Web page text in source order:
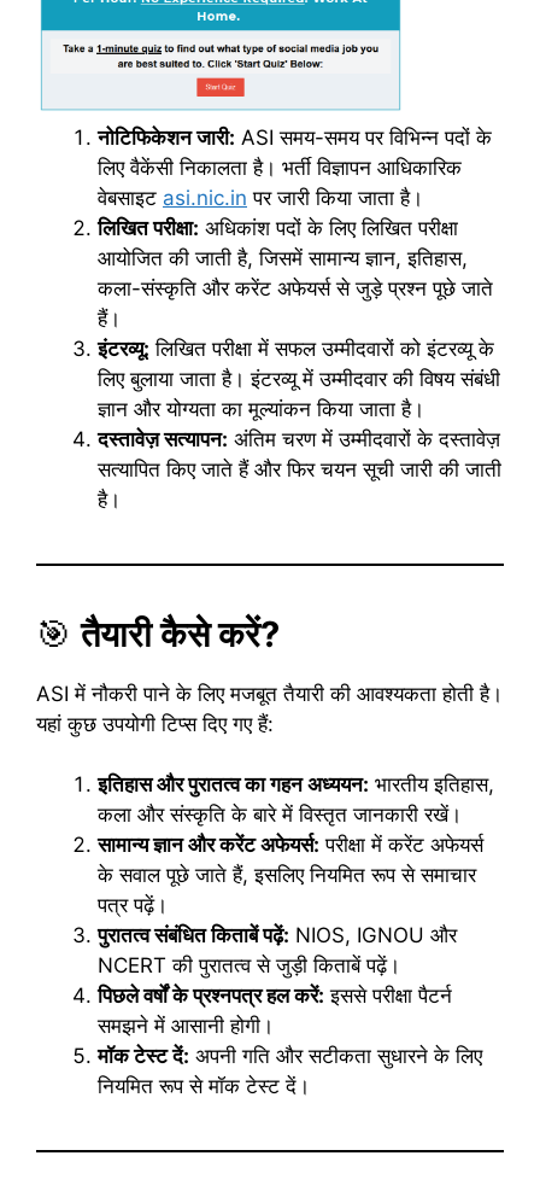
नोटिफिकेशन जारी: ASI समय-समय पर विभिन्न पदों के
लिए वैकेंसी निकालता है। भर्ती विज्ञापन आधिकारिक
वेबसाइट asi.nic.in पर जारी किया जाता है।
लिखित परीक्षा: अधिकांश पदों के लिए लिखित परीक्षा
आयोजित की जाती है, जिसमें सामान्य ज्ञान, इतिहास,
कला-संस्कृति और करेंट अफेयर्स से जुड़े प्रश्न पूछे जाते
हैं।
इंटरव्यू: लिखित परीक्षा में सफल उम्मीदवारों को इंटरव्यू के
लिए बुलाया जाता है। इंटरव्यू में उम्मीदवार की विषय संबंधी
ज्ञान और योग्यता का मूल्यांकन किया जाता है।
दस्तावेज़ सत्यापन: अंतिम चरण में उम्मीदवारों के दस्तावेज़
सत्यापित किए जाते हैं और फिर चयन सूची जारी की जाती
है।
🎯तैयारी कैसे करें?
ASI में नौकरी पाने के लिए मजबूत तैयारी की आवश्यकता होती है।
यहां कुछ उपयोगी टिप्स दिए गए हैं:
इतिहास और पुरातत्व का गहन अध्ययन: भारतीय इतिहास,
कला और संस्कृति के बारे में विस्तृत जानकारी रखें।
सामान्य ज्ञान और करेंट अफेयर्स: परीक्षा में करेंट अफेयर्स
के सवाल पूछे जाते हैं, इसलिए नियमित रूप से समाचार
पत्र पढ़ें।
पुरातत्व संबंधित किताबें पढ़ें: NIOS, IGNOU और
NCERT की पुरातत्व से जुड़ी किताबें पढ़ें।
पिछले वर्षों के प्रश्नपत्र हल करें: इससे परीक्षा पैटर्न
समझने में आसानी होगी।
मॉक टेस्ट दें: अपनी गति और सटीकता सुधारने के लिए
नियमित रूप से मॉक टेस्ट दें।